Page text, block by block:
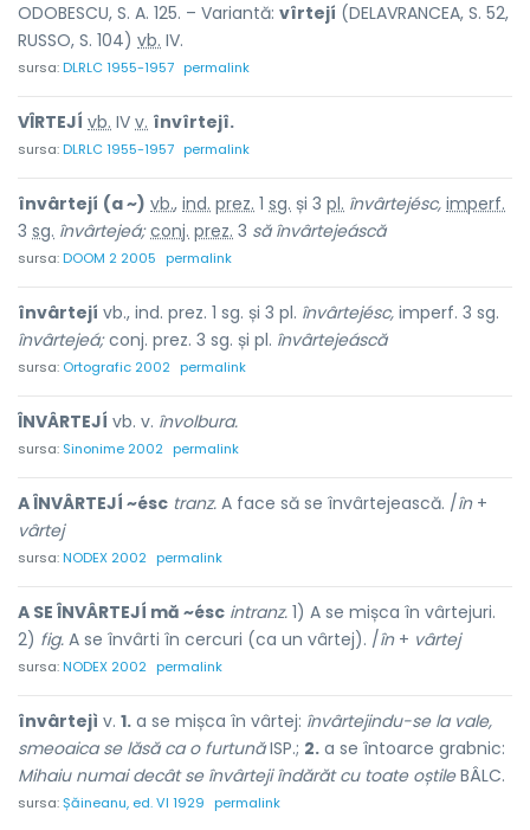
ODOBESCU, S. A. 125. – Variantă: vîrtejí (DELAVRANCEA, S. 52,
RUSSO, S. 104) vb. IV.
sursa:DLRLC 1955-1957 permalink
VÎRTEJÍ vb. IV v. învîrtejî.
sursa:DLRLC 1955-1957 permalink
învârtejí (a ~) vb., ind. prez. 1 sg. și 3 pl. învârtejésc, imperf.
3 sg. învârtejeá; conj. prez. 3 să învârtejeáscă
sursa:DOOM 2 2005 permalink
învârtejí vb., ind. prez. 1 sg. și 3 pl. învârtejésc, imperf. 3 sg.
învârtejeá;conj. prez. 3 sg. și pl. învârtejeáscă
sursa: Ortografic 2002 permalink
ÎNVÂRTEJÍ vb. v. învolbura.
sursa: Sinonime 2002 permalink
A ÎNVÂRTEJÍ ~ésc tranz. A face să se învârtejească. /în+
vârtej
sursa:NODEX 2002 permalink
A SE ÎNVÂRTEJÍ mă ~ésc intranz. 1) A se mișca în vârtejuri.
2) fig. A se învârti în cercuri (ca un vârtej). /în+ vârtej
sursa:NODEX 2002 permalink
învârtejì v. 1. a se mișca în vârtej: învârtejindu-se la vale,
smeoaica se lăsă ca o furtunăISP.; 2. a se întoarce grabnic:
Mihaiu numai decât se învârteji îndărăt cu toate oștileBÂLC.
sursa:Șăineanu, ed. VI 1929 permalink